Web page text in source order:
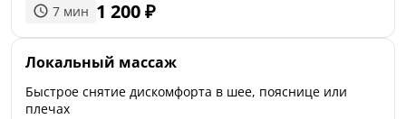
7 мин 1 200₽
Локальный массаж
Быстрое снятие дискомфорта в шее, пояснице или
плечах